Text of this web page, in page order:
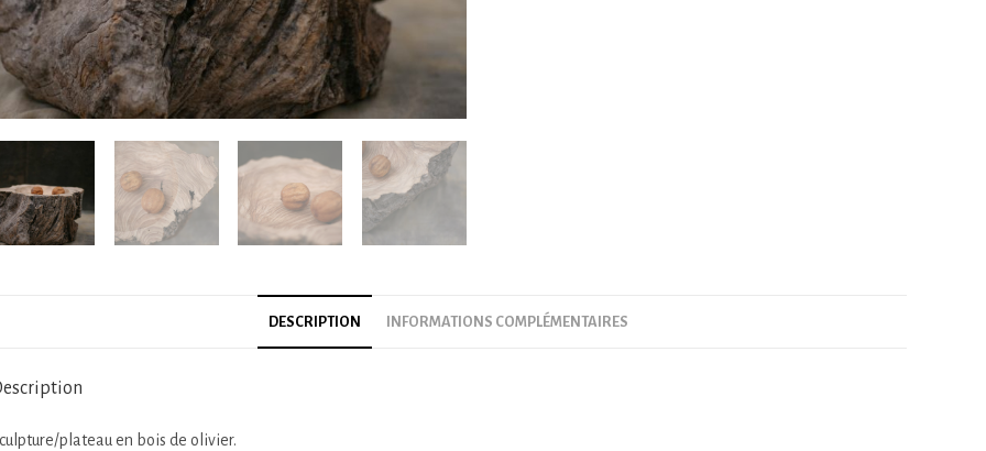
DESCRIPTION INFORMATIONS COMPLÉMENTAIRES
plateau en bois de olivier.